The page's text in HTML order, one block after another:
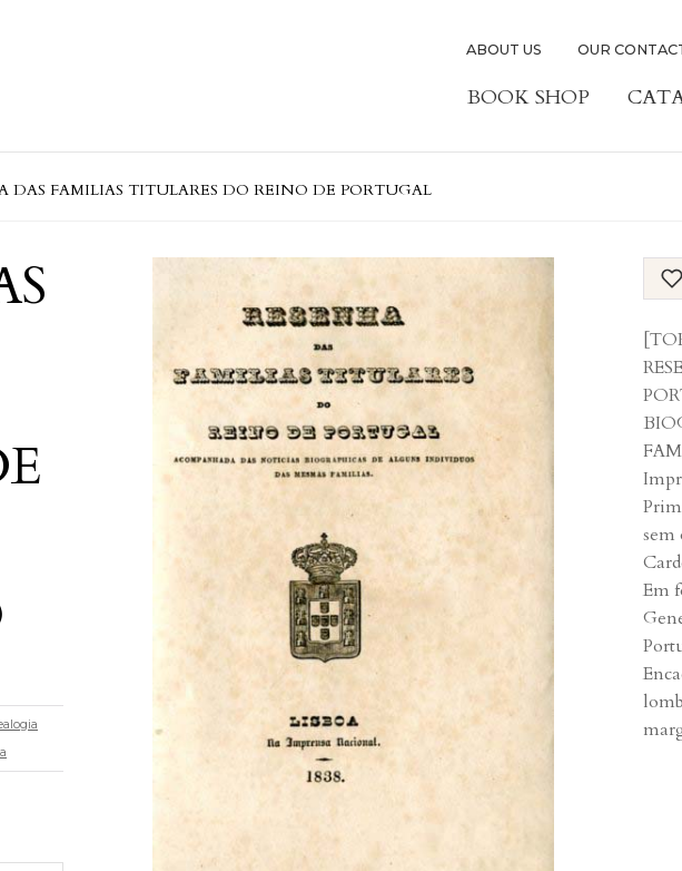
ABOUT US OUR
BOOK SHOP
DAS FAMILIAS TITULARES DO REINO DE PORTUGAL
sem
Em